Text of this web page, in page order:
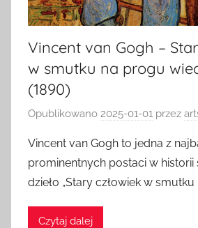
Vincent van Gogh –
w smutku na progu
(1890)
Opublikowano 2025-01-01 przez
Vincent van Gogh to jedna z
prominentnych postaci w historii
dzieło „Stary człowiek w
Czytaj dalej